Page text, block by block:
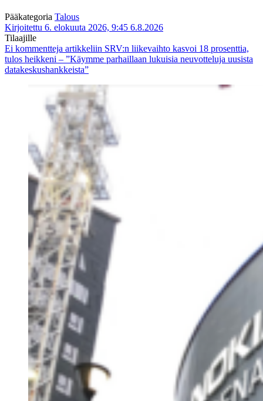
Pääkategoria Talous
Kirjoitettu 6. elokuuta 2026, 9:45 6.8.2026
Tilaajille
Ei kommentteja artikkeliin SRV:n liikevaihto kasvoi 18 prosenttia,
tulos heikkeni – ”Käymme parhaillaan lukuisia neuvotteluja uusista
datakeskushankkeista”